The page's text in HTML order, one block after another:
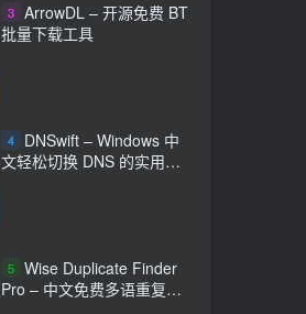
3 ArrowDL – 开源免费 BT
批量下载工具
4
DNSwift – Windows 中
文轻松切换 DNS 的实用工
5 Wise Duplicate Finder
Pro – 中文免费多语重复文